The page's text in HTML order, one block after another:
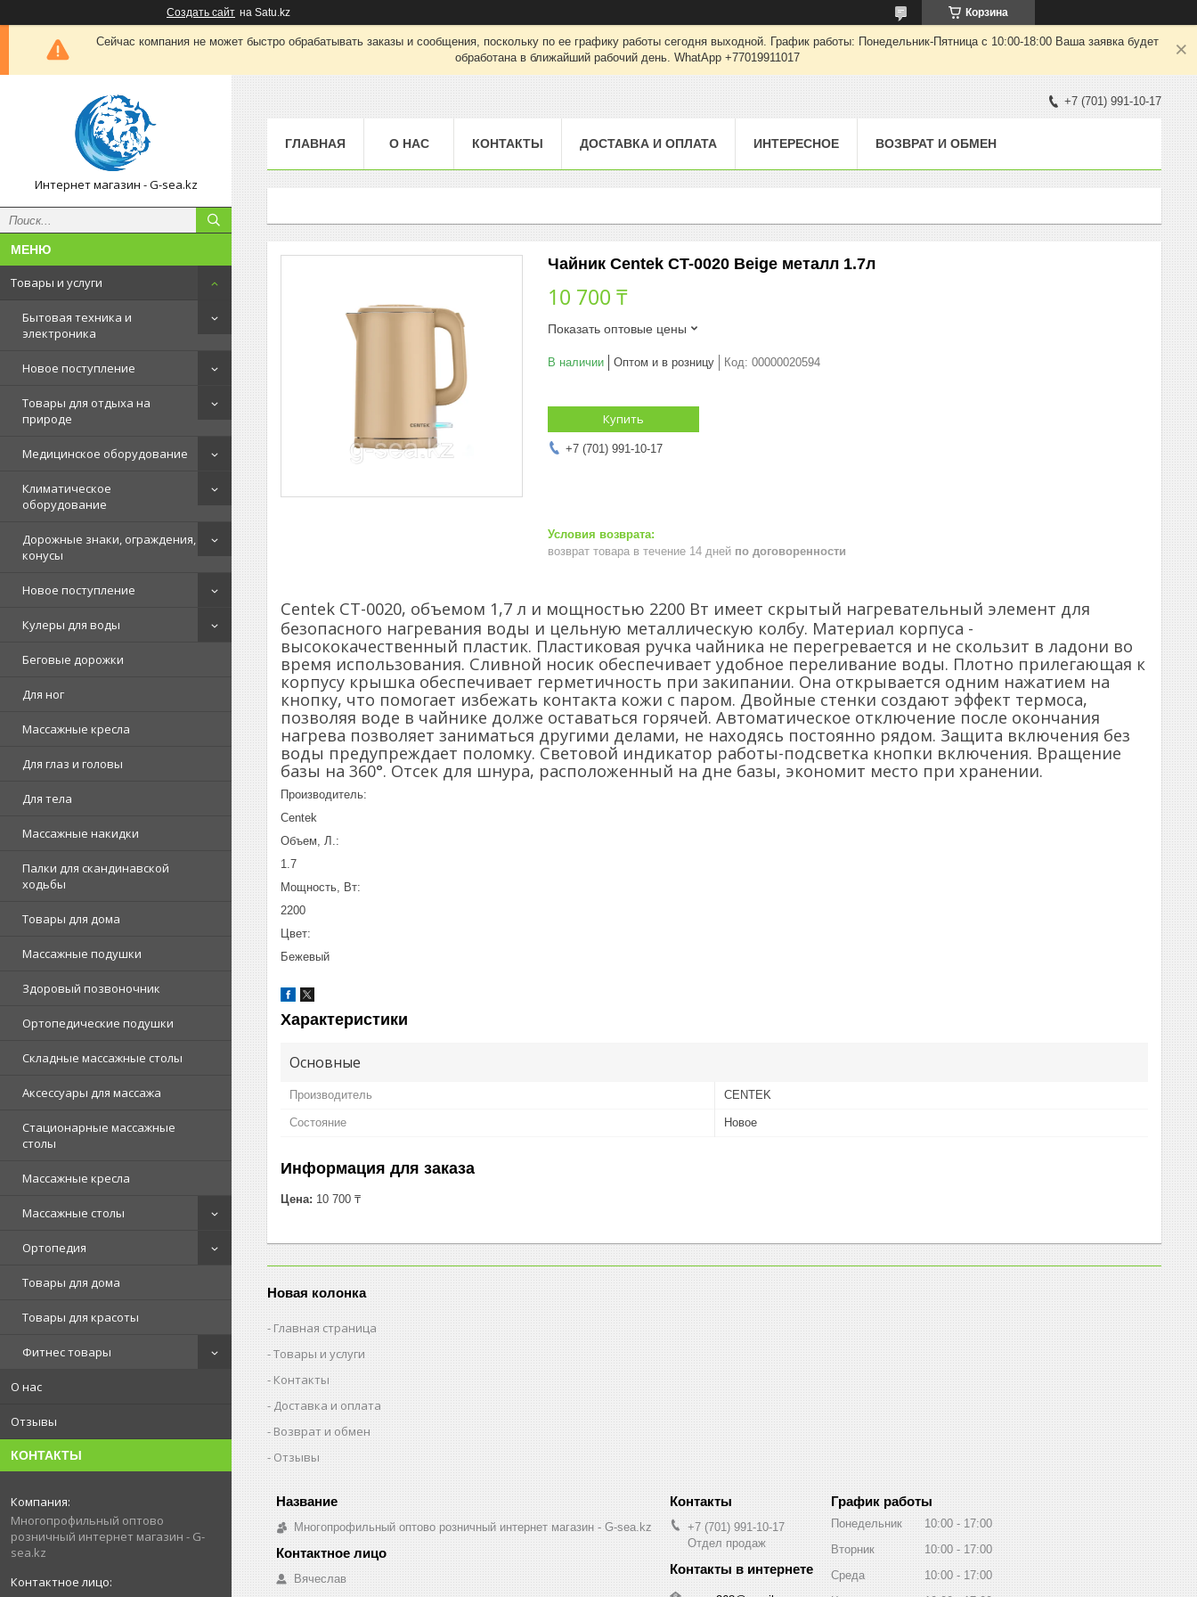
Создать сайт на Satu.kz Корзина
Сейчас компания не может быстро обрабатывать заказы и сообщения, поскольку по ее графику работы сегодня выходной. График работы: Понедельник-Пятница с 10:00-18:00 Ваша заявка будет
обработана в ближайший рабочий день. WhatApp +77019911017
Интернет магазин - G-sea.kz
Товары и услуги
Бытовая техника и
электроника
Новое поступление
Товары для отдыха на
природе
Медицинское оборудование
Климатическое
оборудование
Дорожные знаки, ограждения,
конусы
Новое поступление
Кулеры для воды
Беговые дорожки
Для ног
Массажные кресла
Для глаз и головы
Для тела
Массажные накидки
Палки для скандинавской
ходьбы
Товары для дома
Массажные подушки
Здоровый позвоночник
Ортопедические подушки
Складные массажные столы
Аксессуары для массажа
Стационарные массажные
столы
Массажные кресла
Массажные столы
Ортопедия
Товары для дома
Товары для красоты
Фитнес товары
О нас
Отзывы
КОНТАКТЫ
Многопрофильный оптово
розничный интернет магазин - G-
sea.kz
+7 (701) 991-10-17
ГЛАВНАЯ О НАС КОНТАКТЫ ДОСТАВКА И ОПЛАТА ИНТЕРЕСНОЕ ВОЗВРАТ И ОБМЕН
Чайник Centek CT-0020 Beige металл 1.7л
10 700 ₸
Показать оптовые цены
В наличии Оптом и в розницу Код: 00000020594
Купить
+7 (701) 991-10-17
возврат товара в течение 14 дней по договоренности
Centek СТ-0020, объемом 1,7 л и мощностью 2200 Вт имеет скрытый нагревательный элемент для
безопасного нагревания воды и цельную металлическую колбу. Материал корпуса -
высококачественный пластик. Пластиковая ручка чайника не перегревается и не скользит в ладони во
время использования. Сливной носик обеспечивает удобное переливание воды. Плотно прилегающая к
корпусу крышка обеспечивает герметичность при закипании. Она открывается одним нажатием на
кнопку, что помогает избежать контакта кожи с паром. Двойные стенки создают эффект термоса,
позволяя воде в чайнике долже оставаться горячей. Автоматическое отключение после окончания
нагрева позволяет заниматься другими делами, не находясь постоянно рядом. Защита включения без
воды предупреждает поломку. Световой индикатор работы-подсветка кнопки включения. Вращение
базы на 360°. Отсек для шнура, расположенный на дне базы, экономит место при хранении.
Производитель:
Centek
Объем, Л.:
1.7
Мощность, Вт:
2200
Цвет:
Бежевый
Характеристики
Основные
Производитель CENTEK
Состояние Новое
Информация для заказа
Цена: 10 700 ₸
Новая колонка
Главная страница
Товары и услуги
Контакты
Доставка и оплата
Возврат и обмен
Отзывы
Многопрофильный оптово розничный интернет магазин - G-sea.kz
Вячеслав
+7 (701) 991-10-17
Отдел продаж
График работы
Понедельник 10:00
17:00
Вторник
10:00
17:00
Среда
10:00
17:00